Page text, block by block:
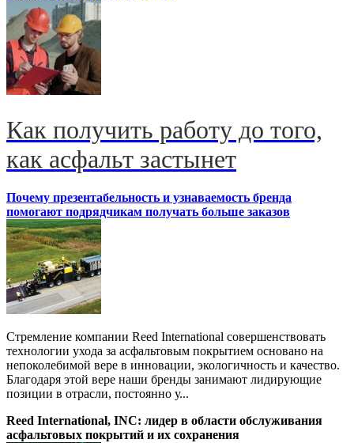
Как получить работу до того,
как асфальт застынет
Почему презентабельность и узнаваемость бренда
помогают подрядчикам получать больше заказов
Стремление компании Reed International совершенствовать
технологии ухода за асфальтовым покрытием основано на
непоколебимой вере в инновации, экологичность и качество.
Благодаря этой вере наши бренды занимают лидирующие
позиции в отрасли, постоянно у...
Reed International, INC: лидер в области обслуживания
асфальтовых покрытий и их сохранения